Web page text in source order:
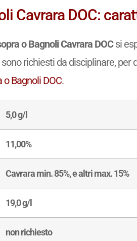
Cavrara DOC:
o Bagnoli Cavrara DOCsi
richiesti da disciplinare, per
o Bagnoli DOC.
5,0 g/l
11,00%
Cavrara min. 85%, e altri max. 15%
19,0 g/l
non richiesto